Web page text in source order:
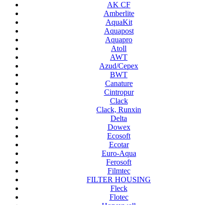
AK CF
Amberlite
AquaKit
Aquapost
Aquapro
Atoll
AWT
Azud/Cepex
BWT
Canature
Cintropur
Clack
Clack, Runxin
Delta
Dowex
Ecosoft
Ecotar
Euro-Aqua
Ferosoft
Filmtec
FILTER HOUSING
Fleck
Flotec